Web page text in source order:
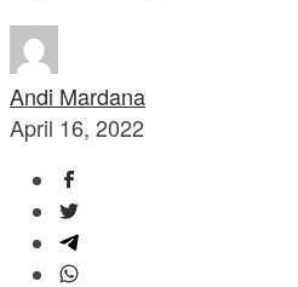
Andi Mardana
April 16, 2022